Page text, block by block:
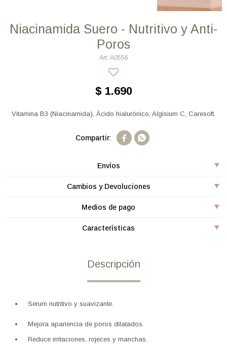
Niacinamida Suero - Nutritivo y Anti-
Poros
A0556
$ 1.690
Vitamina B3 (Niacinamida), Ácido hialurónico, Algisium C, Caresoft.
 
Envíos
Cambios y Devoluciones
Medios de pago
Características
Descripción
Serum nutritivo y suavizante.
Mejora apariencia de poros dilatados.
Reduce irritaciones, rojeces y manchas.